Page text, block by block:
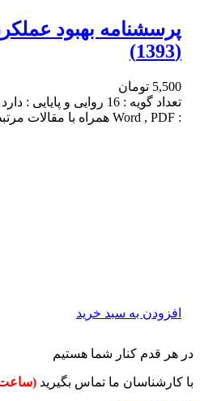
پرسشنامه بهبود
(1393)
5,500 تومان
تعداد گویه : 16 روایی و
: Word , PDF همراه با مقالات مرتبط
افزودن به سبد خرید
در هر قدم کنار شما هستیم
با کارشناسان ما تماس بگیرید (ساعت 9 تا